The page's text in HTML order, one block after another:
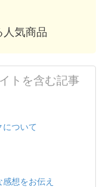
人気商品
トを含む記事
ついて
想をお伝え